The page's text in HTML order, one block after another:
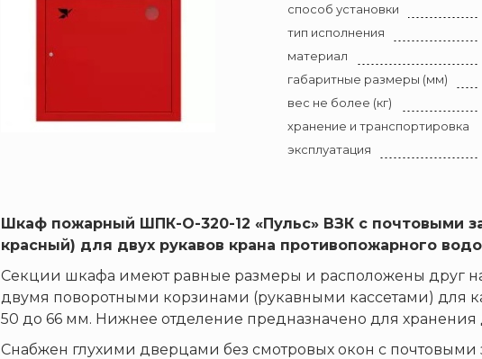
способ установки
тип исполнения
материал
габаритные размеры (мм)
вес не более (кг)
хранение и транспортировка
эксплуатация
Шкаф пожарный ШПК-О-320-12 «Пульс» ВЗК с почтовыми
красный) для двух рукавов крана противопожарного
Секции шкафа имеют равные размеры и расположены друг
двумя поворотными корзинами (рукавными кассетами) для
50 до 66 мм. Нижнее отделение предназначено для хранения
Снабжен глухими дверцами без смотровых окон с